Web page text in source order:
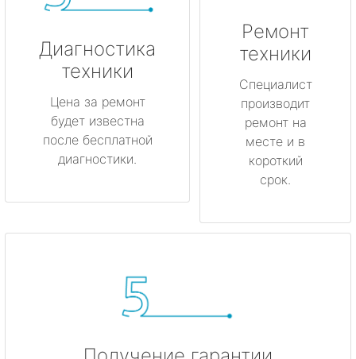
Диагностика
техники
Цена за ремонт
будет известна
после бесплатной
диагностики.
Ремонт
техники
Специалист
производит
ремонт на
месте и в
короткий
срок.